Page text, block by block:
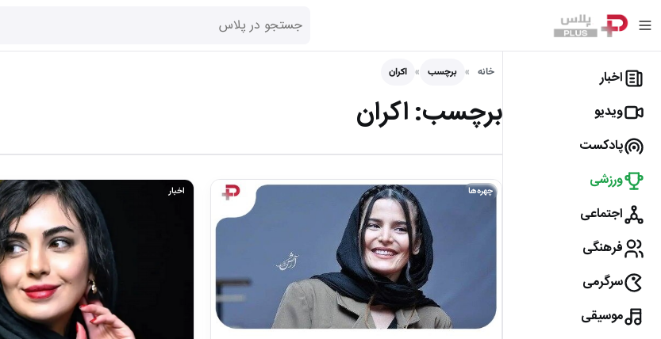
اخبار
ویدیو
پادکست
ورزشی
اجتماعی
فرهنگی
سرگرمی
موسیقی
خانه برچسب اکران
برچسب:اکران
چهره‌ها اخبار